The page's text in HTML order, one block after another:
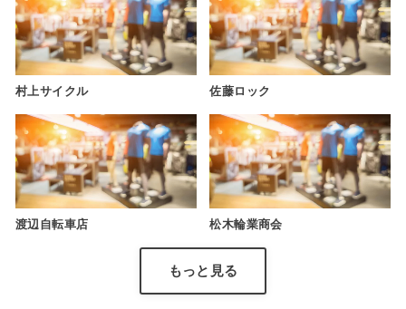
村上サイクル 佐藤ロック
渡辺自転車店 松木輪業商会
もっと見る